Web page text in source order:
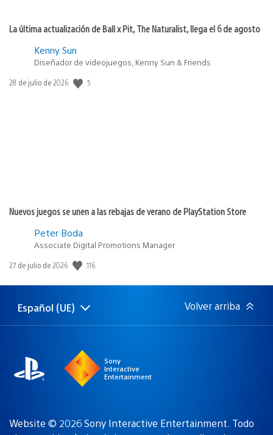
La última actualización de Ball x Pit, The Naturalist, llega el 6 de agosto
Kenny Sun
Diseñador de videojuegos, Kenny Sun & Friends
Fecha
28 de julio de 2026 5
Nuevos juegos se unen a las rebajas de verano de PlayStation Store
Peter Boda
Associate Digital Promotions Manager
Fecha
publicación:
27 de julio de 2026 116
Selecciona
Región
Español (UE) Volver arriba
Sony
Interactive
Entertainment
Website © 2026 Sony Interactive Entertainment. Todo